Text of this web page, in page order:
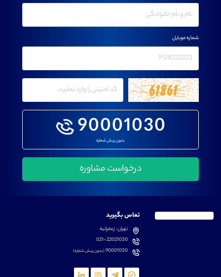
90001030
بدون پیش شماره
شماره موبایل
تماس بگیرید
تهران، زعفرانیه
021-22021030
90001030(بدون پیش شماره)